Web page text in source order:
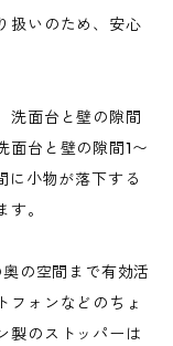
扱いのため、安心
洗面台と壁の隙間
面台と壁の隙間1〜
に小物が落下する
。
の空間まで有効活
フォンなどのちょ
製のストッパーは